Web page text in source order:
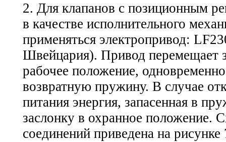
2. Для клапанов с позиционным
в качестве исполнительного
применяться электропривод:
Швейцария). Привод перемещает
рабочее положение, одновременно
возвратную пружину. В случае
питания энергия, запасенная в
заслонку в охранное положение.
соединений приведена на рисунке